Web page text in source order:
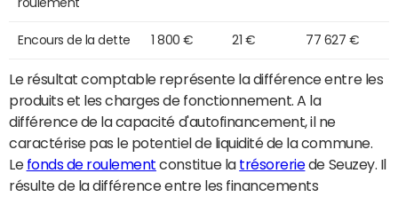
Encours de la dette 1 800 € 21 € 77 627 €
Le résultat comptable représente la différence entre les
produits et les charges de fonctionnement. A la
différence de la capacité d'autofinancement, il ne
caractérise pas le potentiel de liquidité de la commune.
Le fonds de roulement constitue la trésoreriede Seuzey. Il
résulte de la différence entre les financements